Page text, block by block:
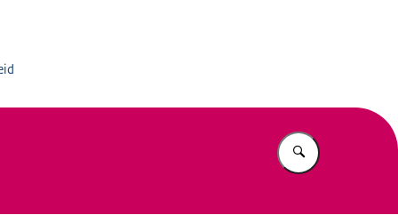
Vul in wat u